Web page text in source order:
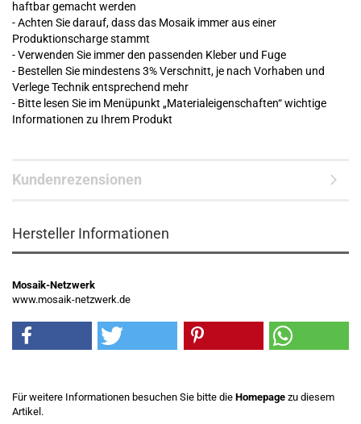
haftbar gemacht werden
- Achten Sie darauf, dass das Mosaik immer aus einer
Produktionscharge stammt
- Verwenden Sie immer den passenden Kleber und Fuge
- Bestellen Sie mindestens 3% Verschnitt, je nach Vorhaben und
Verlege Technik entsprechend mehr
- Bitte lesen Sie im Menüpunkt „Materialeigenschaften“ wichtige
Informationen zu Ihrem Produkt
Kundenrezensionen
Hersteller Informationen
Mosaik-Netzwerk
www.mosaik-netzwerk.de
Für weitere Informationen besuchen Sie bitte die Homepage zu diesem
Artikel.